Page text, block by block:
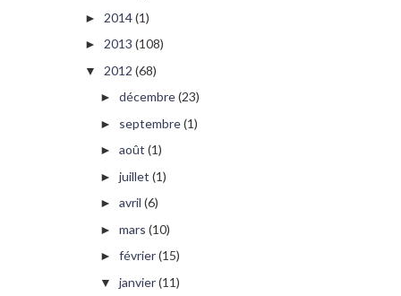
► 2014(1)
► 2013 (108)
▼ 2012 (68)
► décembre(23)
► septembre(1)
► août (1)
► juillet (1)
► avril (6)
► mars (10)
► février(15)
▼ janvier(11)